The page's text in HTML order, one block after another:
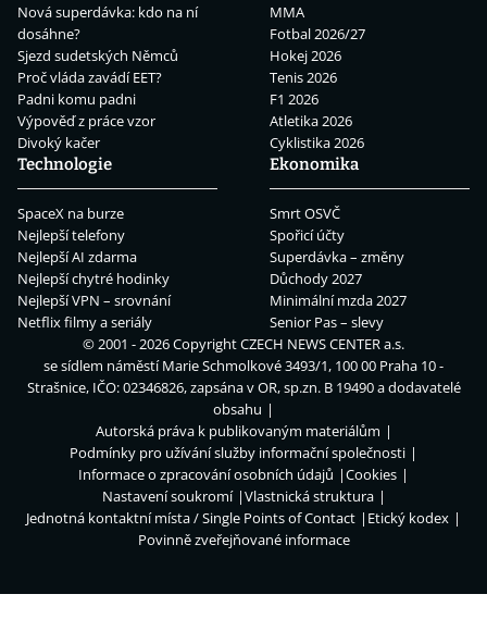
Nová superdávka: kdo na ní
dosáhne?
Sjezd sudetských Němců
Proč vláda zavádí EET?
Padni komu padni
Výpověď z práce vzor
Divoký kačer
MMA
Fotbal 2026/27
Hokej 2026
Tenis 2026
F1 2026
Atletika 2026
Cyklistika 2026
Technologie
SpaceX na burze
Nejlepší telefony
Nejlepší AI zdarma
Nejlepší chytré hodinky
Nejlepší VPN – srovnání
Netflix filmy a seriály
Ekonomika
Smrt OSVČ
Spořicí účty
Superdávka – změny
Důchody 2027
Minimální mzda 2027
Senior Pas – slevy
© 2001 - 2026 CopyrightCZECH NEWS CENTER a.s.
se sídlem náměstí Marie Schmolkové 3493/1, 100 00 Praha 10 -
Strašnice, IČO: 02346826, zapsána v OR, sp.zn. B 19490 a dodavatelé
obsahu
Autorská práva k publikovaným materiálům
Podmínky pro užívání služby informační společnosti
Informace o zpracování osobních údajů
Cookies
Nastavení soukromí
Vlastnická struktura
Jednotná kontaktní místa / Single Points of Contact
Etický kodex
Povinně zveřejňované informace